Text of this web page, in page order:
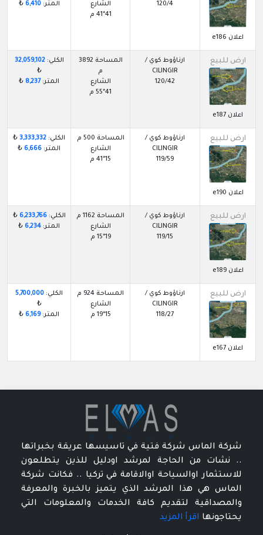
اعلان e186
120/4
الشارع
41*41 م
المتر:6,410
₺
ارض للبيع
اعلان e187
ارناؤوط كوي /
CILINGIR
120/42
المساحة 3892
م
الشارع
41*55 م
الكلي:32,059,102
₺
المتر:8,237
₺
ارض للبيع
اعلان e190
ارناؤوط كوي /
CILINGIR
119/59
المساحة 500 م
الشارع
15*41 م
الكلي: 3,333,332
₺
المتر: 6,666
₺
ارض للبيع
اعلان e189
ارناؤوط كوي /
CILINGIR
119/15
المساحة 1162 م
الشارع
19*15 م
الكلي:6,233,766
₺
المتر: 6,234
₺
ارض للبيع
اعلان e167
ارناؤوط كوي /
CILINGIR
118/27
المساحة 924 م
الشارع
15*19 م
الكلي: 5,700,000
₺
المتر:6,169
₺
شركة الماس شركة فتية في تاسيسها عريقة بخبراتها
.. نشات من الحاجة لمرشد اودليل للذين يتطلعون
للاستثمار اوالسياحة اوالاقامة في تركيا .. فكانت شركة
الماس هي هذا المرشد الذي يتميز بالخبرة والمعرفة
والمصداقية لتقديم كافة الخدمات والمعلومات التي
يحتاجونها اقرأ المزيد